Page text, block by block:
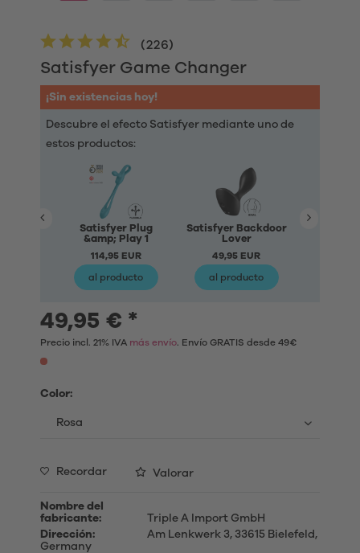
Satisfyer Game Changer
(226)
¡Sin existencias hoy!
Descubre el efecto Satisfyer mediante uno de
estos productos:
Satisfyer Plug
&amp; Play 1
114,95 EUR
al producto
Satisfyer Backdoor
Lover
49,95 EUR
al producto
49,95 € *
Precio incl. 21% IVA más envío. Envío GRATIS desde 49€
Color:
Recordar Valorar
Nombre del
fabricante:
Triple A Import GmbH
Dirección:
Am Lenkwerk 3, 33615 Bielefeld,
Germany